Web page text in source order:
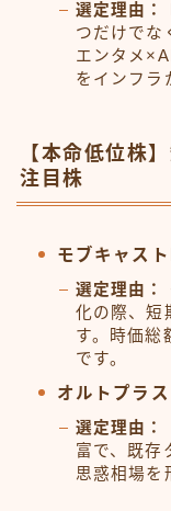
選定理由：
つだけでな
エンタメ
をインフラ
【本命低位株
注目株
モブキャス
選定理由：
化の際、短
す。時価総
です。
オルトプラス
選定理由：
富で、既存
思惑相場を